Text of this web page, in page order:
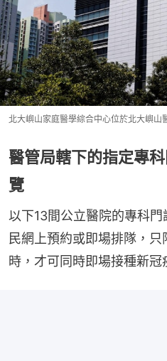
北大嶼山家庭醫學綜合中心位於北大嶼山
醫管局轄下的指定專
覽
以下13間公立醫院的專科
民網上預約或即場排隊，
時，才可同時即場接種新冠